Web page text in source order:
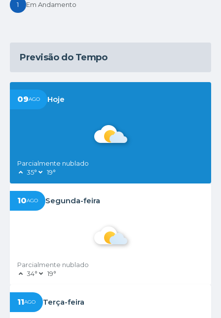
1 Em Andamento
Previsão do Tempo
Hoje
09AGO
Parcialmente nublado
35°
19°
Segunda-feira
10AGO
Parcialmente nublado
34°
19°
Terça-feira
11AGO